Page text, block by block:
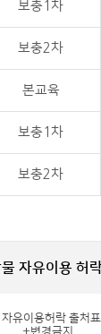
보충1차
보충2차
본교육
보충1차
보충2차
자유이용 허